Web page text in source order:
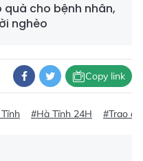
cho bệnh nhân,
nghèo
Copy link
#Hà Tĩnh 24H #Trao